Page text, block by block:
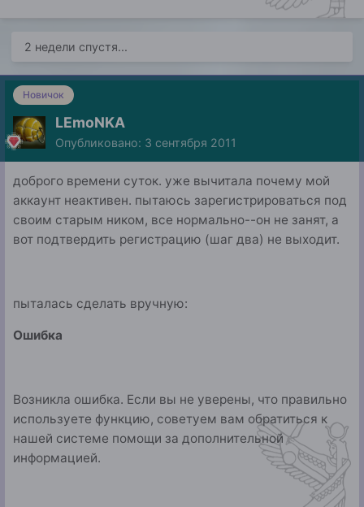
2 недели спустя...
Новичок
LEmoNKA
Опубликовано: 3 сентября 2011
доброго времени суток. уже вычитала почему мой
аккаунт неактивен. пытаюсь зарегистрироваться под
своим старым ником, все нормально--он не занят, а
вот подтвердить регистрацию (шаг два) не выходит.
пыталась сделать вручную:
Ошибка
Возникла ошибка. Если вы не уверены, что правильно
используете функцию, советуем вам обратиться к
нашей системе помощи за дополнительной
информацией.